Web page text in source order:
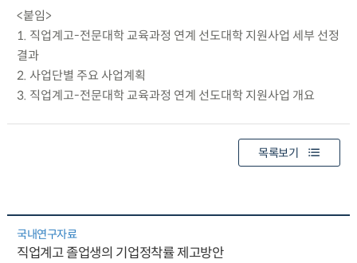
<붙임>
1. 직업계고-전문대학 교육과정 연계 선도대학 지원사업 세부 선정
결과
2. 사업단별 주요 사업계획
3. 직업계고-전문대학 교육과정 연계 선도대학 지원사업 개요
목록보기
국내연구자료
직업계고 졸업생의 기업정착률 제고방안